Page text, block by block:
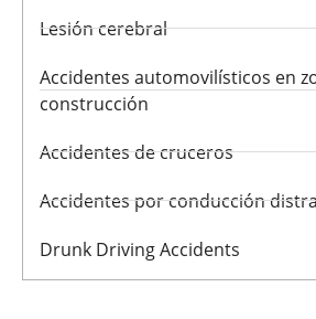
Lesión cerebral
Accidentes automovilísticos en
construcción
Accidentes de cruceros
Accidentes por conducción
Drunk Driving Accidents